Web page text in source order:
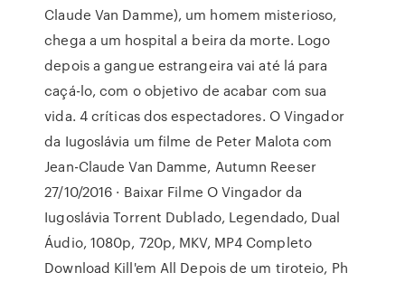
Claude Van Damme), um homem misterioso,
chega a um hospital a beira da morte. Logo
depois a gangue estrangeira vai até lá para
caçá-lo, com o objetivo de acabar com sua
vida. 4 críticas dos espectadores. O Vingador
da Iugoslávia um filme de Peter Malota com
Jean-Claude Van Damme, Autumn Reeser
27/10/2016 · Baixar Filme O Vingador da
Iugoslávia Torrent Dublado, Legendado, Dual
Áudio, 1080p, 720p, MKV, MP4 Completo
Download Kill'em All Depois de um tiroteio, Ph